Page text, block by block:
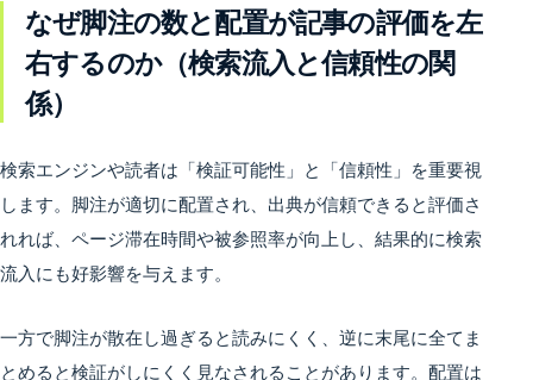
なぜ脚注の数と配置が記事の評価を左
右するのか（検索流入と信頼性の関
係）
検索エンジンや読者は「検証可能性」と「信頼性」を重要視
します。脚注が適切に配置され、出典が信頼できると評価さ
れれば、ページ滞在時間や被参照率が向上し、結果的に検索
流入にも好影響を与えます。
一方で脚注が散在し過ぎると読みにくく、逆に末尾に全てま
とめると検証がしにくく見なされることがあります。配置は